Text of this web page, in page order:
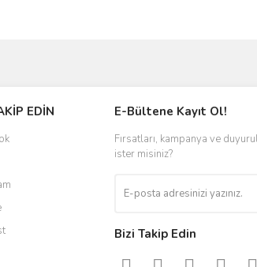
EDİN E-Bültene Kayıt Ol!
Fırsatları, kampanya ve
ister misiniz?
Bizi Takip Edin